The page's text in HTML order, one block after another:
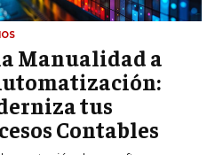
DE MARKETING
Manualidad a
tus
Contables